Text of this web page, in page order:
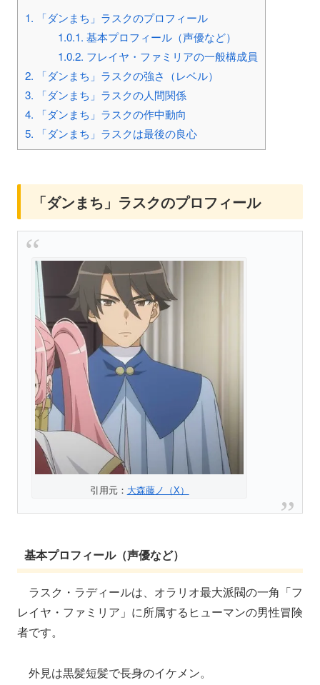
1. 「ダンまち」ラスクのプロフィール
1.0.1. 基本プロフィール（声優など）
1.0.2. フレイヤ・ファミリアの一般構成員
2. 「ダンまち」ラスクの強さ（レベル）
3. 「ダンまち」ラスクの人間関係
4. 「ダンまち」ラスクの作中動向
5. 「ダンまち」ラスクは最後の良心
「ダンまち」ラスクのプロフィール
引用元： 大森藤ノ（X）
基本プロフィール（声優など）
ラスク・ラディールは、オラリオ最大派閥の一角「フ
レイヤ・ファミリア」に所属するヒューマンの男性冒険
者です。
外見は黒髪短髪で長身のイケメン。